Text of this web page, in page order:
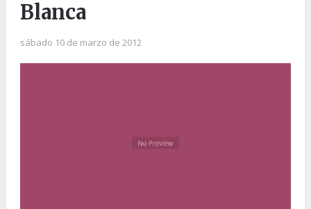
Blanca
sábado 10 de marzo de 2012